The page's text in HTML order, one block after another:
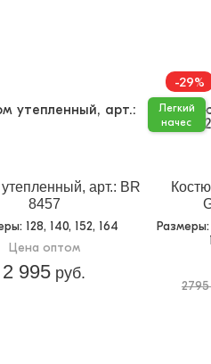
арт.: BR
8457
: 128, 140, 152, 164
Цена оптом
2 995 руб.
-29%
Легкий
начес
Размеры